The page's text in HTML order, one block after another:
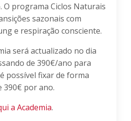
O programa Ciclos Naturais
sazonais com
e respiração consciente.
será actualizado no dia
de 390€/ano para
possível fixar de forma
390€ por ano.
a Academia.